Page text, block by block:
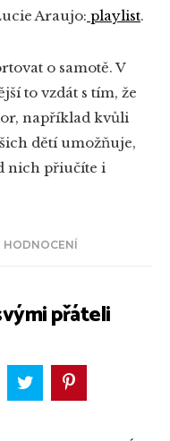
HODNOCENÍ
přáteli
Araujo: playlist.
o samotě. V
to vzdát s tím, že
například kvůli
dětí umožňuje,
nich přiučíte i